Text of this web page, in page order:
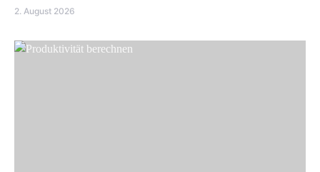
2. August 2026